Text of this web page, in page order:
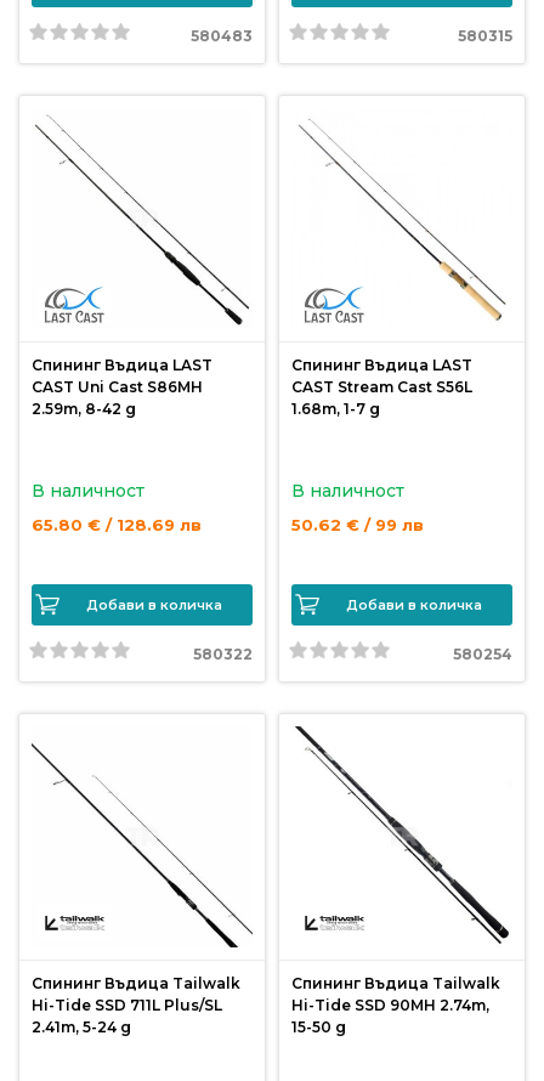
За
Контакти
Поръчка
Връщане
Условия
Политика
Политика
за
използване
на
“бисквитки”
(Cookie)
Всички
запазени.
Интернет
580483 580315
Спининг Въдица LAST
CAST Uni Cast S86MH
2.59m, 8-42 g
В наличност
65.80 € / 128.69 лв
Добави в количка
580322
Спининг Въдица LAST
CAST Stream Cast S56L
1.68m, 1-7 g
В наличност
50.62 € / 99 лв
Добави в количка
580254
Спининг Въдица Tailwalk
Hi-Tide SSD 711L Plus/SL
2.41m, 5-24 g
Спининг Въдица Tailwalk
Hi-Tide SSD 90MH 2.74m,
15-50 g